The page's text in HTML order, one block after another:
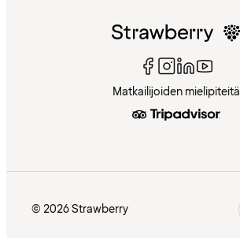
Matkailijoiden mielipiteitä
© 2026 Strawberry